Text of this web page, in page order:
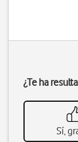
¿Te ha
Sí,